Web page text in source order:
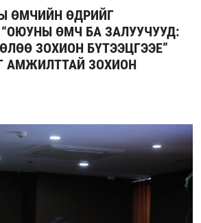
ӨМЧИЙН ӨДРИЙГ
ӨМЧ БА ЗАЛУУЧУУД:
ЗОХИОН БҮТЭЭЦГЭЭЕ”
АМЖИЛТТАЙ ЗОХИОН